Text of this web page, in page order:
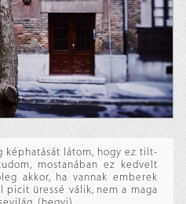
képhatását látom, hogy ez tilt-
mostanában ez kedvelt
akkor, ha vannak emberek
picit üressé válik, nem a maga